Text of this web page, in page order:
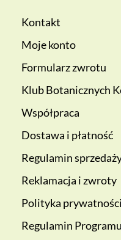
Kontakt
Moje konto
Formularz zwrotu
Klub Botanicznych
Współpraca
Dostawa i płatność
Regulamin
Reklamacja i zwroty
Polityka prywatności
Regulamin